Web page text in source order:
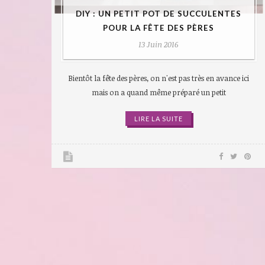
DIY : UN PETIT POT DE SUCCULENTES
POUR LA FÊTE DES PÈRES
13 Juin 2016
Bientôt la fête des pères, on n'est pas très en avance ici
mais on a quand même préparé un petit
LIRE LA SUITE